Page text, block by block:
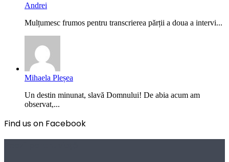
Andrei
Mulțumesc frumos pentru transcrierea părții a doua a intervi...
Mihaela Pleșea
Un destin minunat, slavă Domnului! De abia acum am
observat,...
Find us on Facebook